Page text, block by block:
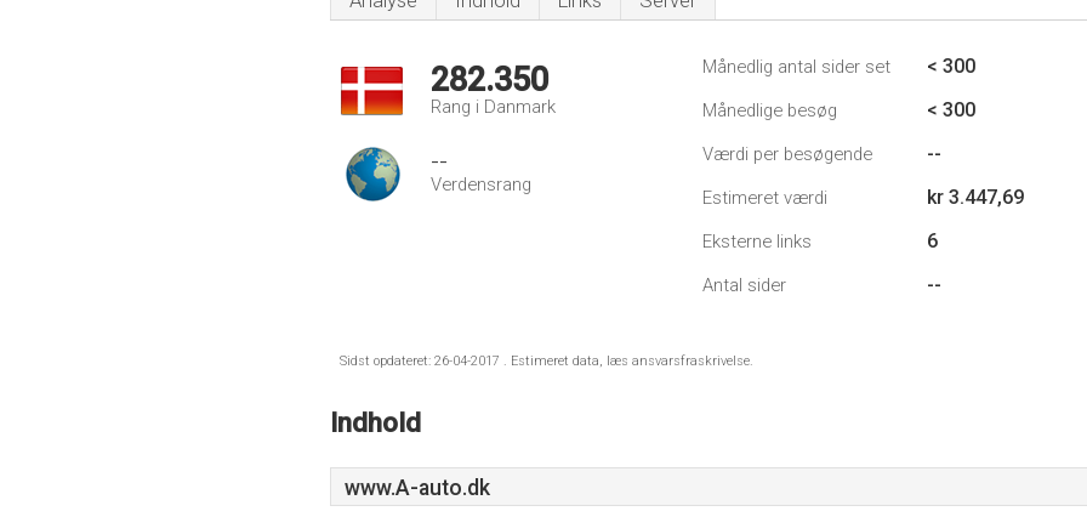
282.350
Rang i Danmark
--
Verdensrang
Månedlig antal sider set < 300
Månedlige besøg < 300
Værdi per besøgende --
Estimeret værdi kr 3.447,69
Eksterne links 6
Antal sider --
Sidst opdateret: 26-04-2017 . Estimeret data, læs ansvarsfraskrivelse.
Indhold
www.A-auto.dk